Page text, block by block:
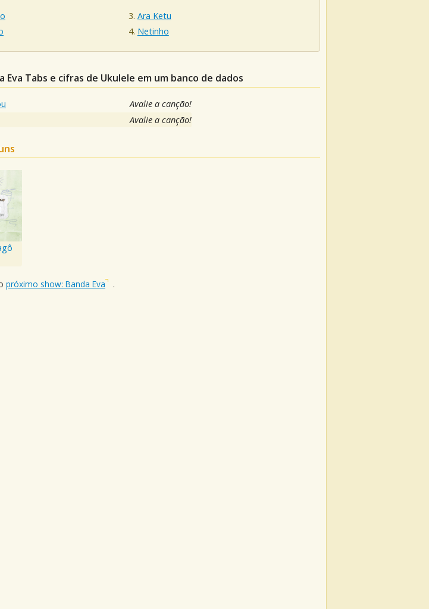
Ara Ketu
Netinho
Eva Tabs e cifras de Ukulele em um banco de dados
Avalie a canção!
Avalie a canção!
próximo show: Banda Eva .